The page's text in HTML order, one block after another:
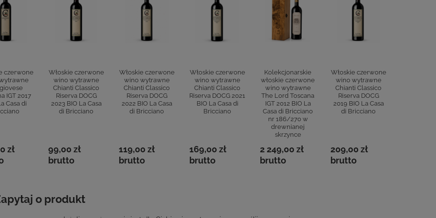
czerwone
IGT 2017
Casa di
zł
Włoskie czerwone
wino wytrawne
Chianti Classico
Riserva DOCG
2023 BIO La Casa
di Bricciano
99,00 zł
brutto
Włoskie czerwone
wino wytrawne
Chianti Classico
Riserva DOCG
2022 BIO La Casa
di Bricciano
119,00 zł
brutto
Włoskie czerwone
wino wytrawne
Chianti Classico
Riserva DOCG 2021
BIO La Casa di
Bricciano
169,00 zł
brutto
Kolekcjonarskie
włoskie czerwone
wino wytrawne
The Lord Toscana
IGT 2012 BIO La
Casa di Bricciano
nr 186/270 w
drewnianej
skrzynce
2 249,00 zł
brutto
Włoskie czerwone
wino wytrawne
Chianti Classico
Riserva DOCG
2019 BIO La Casa
di Bricciano
209,00 zł
brutto
o produkt